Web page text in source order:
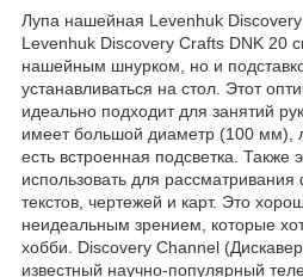
Лупа нашейная Levenhuk
Levenhuk Discovery Crafts DNK 20
нашейным шнурком, но и
устанавливаться на стол. Этот
идеально подходит для занятий
имеет большой диаметр (100 мм),
есть встроенная подсветка. Также
использовать для
текстов, чертежей и карт. Это
неидеальным зрением, которые
хобби. Discovery Channel
известный научно-популярный